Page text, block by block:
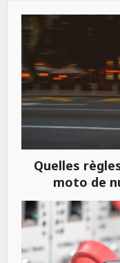
Quelles
moto de